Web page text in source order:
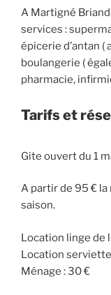
A Martigné
services :
épicerie d’antan (
boulangerie (
pharmacie,
Tarifs et
Gite ouvert du 1
A partir de 95 € la
saison.
Location linge de
Location
Ménage : 30 €